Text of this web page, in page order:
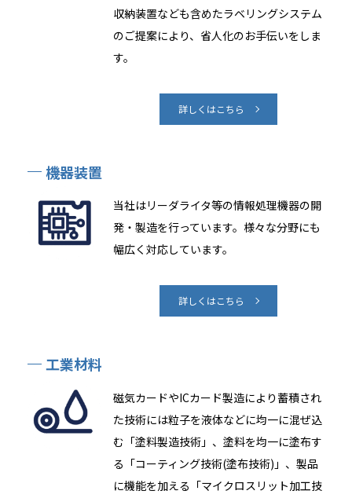
収納装置なども含めたラベリングシステム
のご提案により、省人化のお手伝いをしま
す。
詳しくはこちら
機器装置
当社はリーダライタ等の情報処理機器の開
発・製造を行っています。様々な分野にも
幅広く対応しています。
詳しくはこちら
工業材料
磁気カードやICカード製造により蓄積され
た技術には粒子を液体などに均一に混ぜ込
む「塗料製造技術」、塗料を均一に塗布す
る「コーティング技術(塗布技術)」、製品
に機能を加える「マイクロスリット加工技